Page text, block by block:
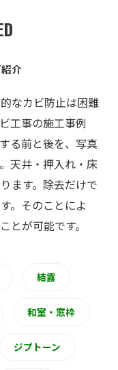
介
なカビ防止は困難
工事の施工事例
る前と後を、写真
天井・押入れ・床
ます。除去だけで
。そのことによ
とが可能です。
結露
和室・窓枠
ジプトーン